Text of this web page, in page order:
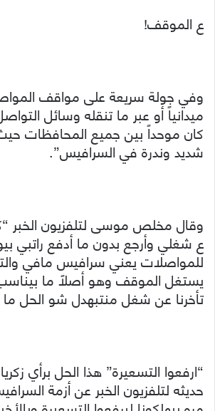
ع الموقف!
وفي جولة سريعة على مواقف
ميدانياً أو عبر ما تنقله وسائل
كان موحداً بين جميع المحافظات
شديد وندرة في السرافيس”.
وقال مخلص موسى لتلفزيون
ع شغلي وأرجع بدون ما أدفع راتبي
للمواصلات يعني سرافيس مافي
يستغل الموقف وهو أصلاً ما بيناسب
تأخرنا عن شغل منتبهدل شو الحل
“ارفعوا التسعيرة” هذا الحل برأي
حديثه لتلفزيون الخبر عن أزمة